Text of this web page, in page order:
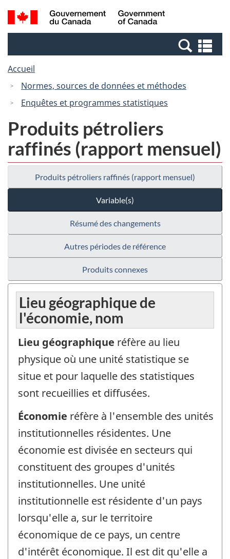
Passer
au
Passer
à
Canada
Recherche
et
et
Accueil
Normes, sources de données et méthodes
Enquêtes et programmes statistiques
Produits pétroliers
raffinés (rapport mensuel)
Produits pétroliers raffinés (rapport mensuel)
Variable(s)
Résumé des changements
Autres périodes de référence
Produits connexes
Lieu géographique de
l'économie, nom
Lieu géographique réfère au lieu
physique où une unité statistique se
situe et pour laquelle des statistiques
sont recueillies et diffusées.
Économie réfère à l'ensemble des unités
institutionnelles résidentes. Une
économie est divisée en secteurs qui
constituent des groupes d'unités
institutionnelles. Une unité
institutionnelle est résidente d'un pays
lorsqu'elle a, sur le territoire
économique de ce pays, un centre
d'intérêt économique. Il est dit qu'elle a